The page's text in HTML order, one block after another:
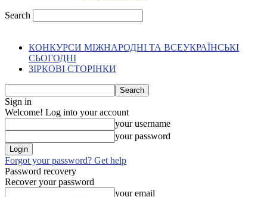
Search
КОНКУРСИ МІЖНАРОДНІ ТА ВСЕУКРАЇНСЬКІ
СЬОГОДНІ
ЗІРКОВІ СТОРІНКИ
Sign in
Welcome! Log into your account
your username
your password
Forgot your password? Get help
Password recovery
Recover your password
your email